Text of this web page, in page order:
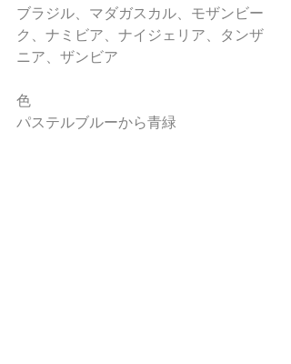
ブラジル、マダガスカル、モザンビー
ク、ナミビア、ナイジェリア、タンザ
ニア、ザンビア
色
パステルブルーから青緑